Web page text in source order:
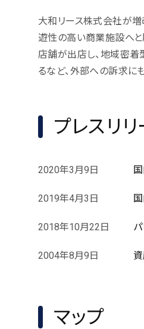
大和リース株式会社が増
遊性の高い商業施設へと
店舗が出店し、地域密着
るなど、外部への訴求に
プレスリリ
2020年3月9日
2019年4月3日
2018年10月22日
2004年8月9日
マップ